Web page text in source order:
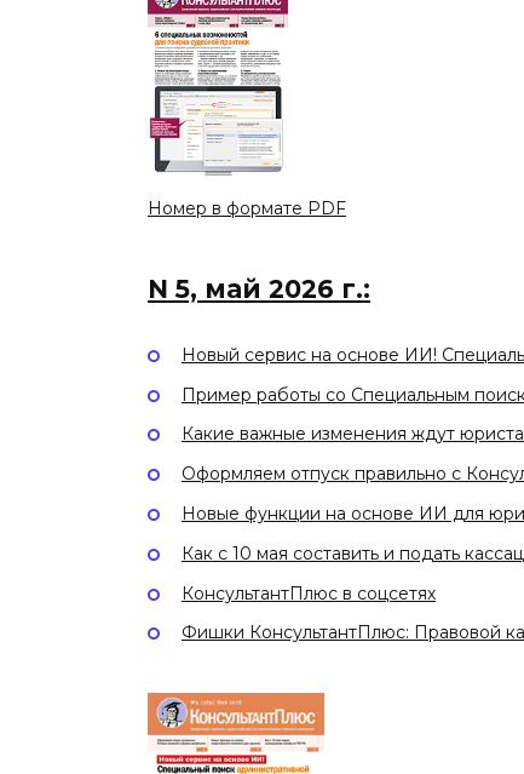
Номер в формате PDF
N 5, май 2026 г.:
Новый сервис на основе ИИ!
Пример работы со Специальным
Какие важные изменения ждут
Оформляем отпуск правильно с
Новые функции на основе ИИ для
Как с 10 мая составить и подать
КонсультантПлюс в соцсетях
Фишки КонсультантПлюс: Правовой